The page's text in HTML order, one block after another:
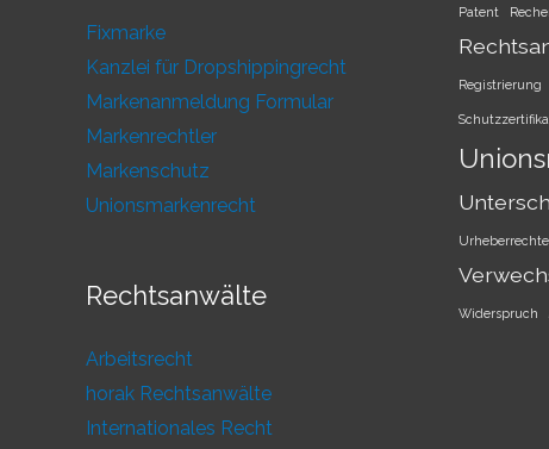
Fixmarke
Kanzlei für Dropshippingrecht
Markenanmeldung Formular
Markenrechtler
Markenschutz
Unionsmarkenrecht
Rechtsanwälte
Arbeitsrecht
horak Rechtsanwälte
Internationales Recht
Patent
Registrierung
Urheberrechte
Widerspruch